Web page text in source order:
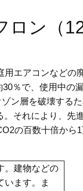
ロン（
エアコンなどの
％で、使用中の
ン層を破壊する
それにより、先
の百数十倍から
。建物などの
います。ま